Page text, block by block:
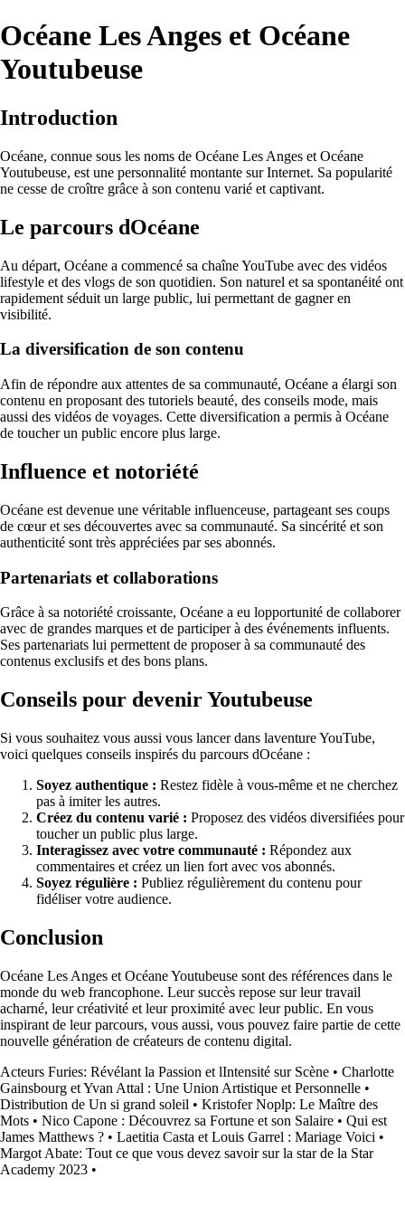
Océane Les Anges et Océane
Youtubeuse
Introduction
Océane, connue sous les noms de Océane Les Anges et Océane
Youtubeuse, est une personnalité montante sur Internet. Sa popularité
ne cesse de croître grâce à son contenu varié et captivant.
Le parcours dOcéane
Au départ, Océane a commencé sa chaîne YouTube avec des vidéos
lifestyle et des vlogs de son quotidien. Son naturel et sa spontanéité ont
rapidement séduit un large public, lui permettant de gagner en
visibilité.
La diversification de son contenu
Afin de répondre aux attentes de sa communauté, Océane a élargi son
contenu en proposant des tutoriels beauté, des conseils mode, mais
aussi des vidéos de voyages. Cette diversification a permis à Océane
de toucher un public encore plus large.
Influence et notoriété
Océane est devenue une véritable influenceuse, partageant ses coups
de cœur et ses découvertes avec sa communauté. Sa sincérité et son
authenticité sont très appréciées par ses abonnés.
Partenariats et collaborations
Grâce à sa notoriété croissante, Océane a eu lopportunité de collaborer
avec de grandes marques et de participer à des événements influents.
Ses partenariats lui permettent de proposer à sa communauté des
contenus exclusifs et des bons plans.
Conseils pour devenir Youtubeuse
Si vous souhaitez vous aussi vous lancer dans laventure YouTube,
voici quelques conseils inspirés du parcours dOcéane :
Soyez authentique : Restez fidèle à vous-même et ne cherchez
pas à imiter les autres.
Créez du contenu varié : Proposez des vidéos diversifiées pour
toucher un public plus large.
Interagissez avec votre communauté : Répondez aux
commentaires et créez un lien fort avec vos abonnés.
Soyez régulière : Publiez régulièrement du contenu pour
fidéliser votre audience.
Conclusion
Océane Les Anges et Océane Youtubeuse sont des références dans le
monde du web francophone. Leur succès repose sur leur travail
acharné, leur créativité et leur proximité avec leur public. En vous
inspirant de leur parcours, vous aussi, vous pouvez faire partie de cette
nouvelle génération de créateurs de contenu digital.
Acteurs Furies: Révélant la Passion et lIntensité sur Scène • Charlotte
Gainsbourg et Yvan Attal : Une Union Artistique et Personnelle •
Distribution de Un si grand soleil • Kristofer Noplp: Le Maître des
Mots • Nico Capone : Découvrez sa Fortune et son Salaire • Qui est
James Matthews ? • Laetitia Casta et Louis Garrel : Mariage Voici •
Margot Abate: Tout ce que vous devez savoir sur la star de la Star
Academy 2023 •